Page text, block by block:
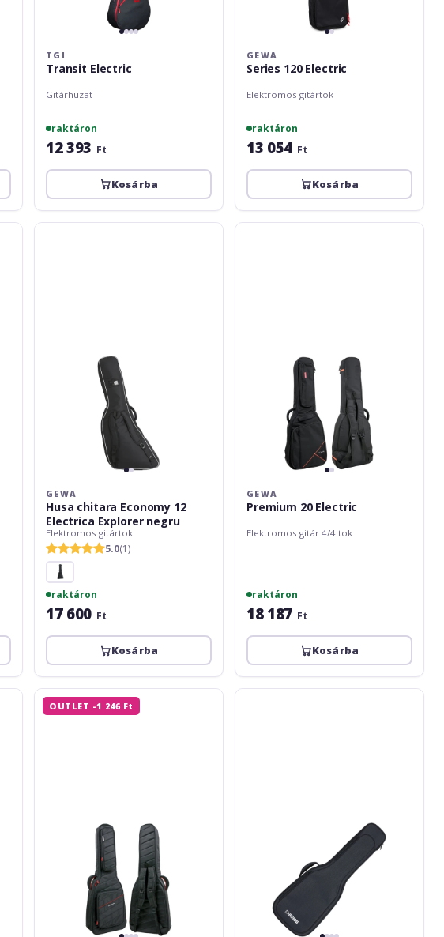
TGI
Transit Electric
Gitárhuzat
raktáron
12 393 Ft
Kosárba
GEWA
Series 120 Electric
Elektromos gitártok
raktáron
13 054 Ft
Kosárba
Gewa
GEWA
Husa chitara Economy 12
Electrica Explorer negru
Elektromos gitártok
5.0(1)
raktáron
17 600 Ft
Kosárba
Gewa
GEWA
Premium 20 Electric
Elektromos gitár 4/4 tok
raktáron
18 187 Ft
Kosárba
Gewa
Cross
OUTLET -1 246 Ft
Boss